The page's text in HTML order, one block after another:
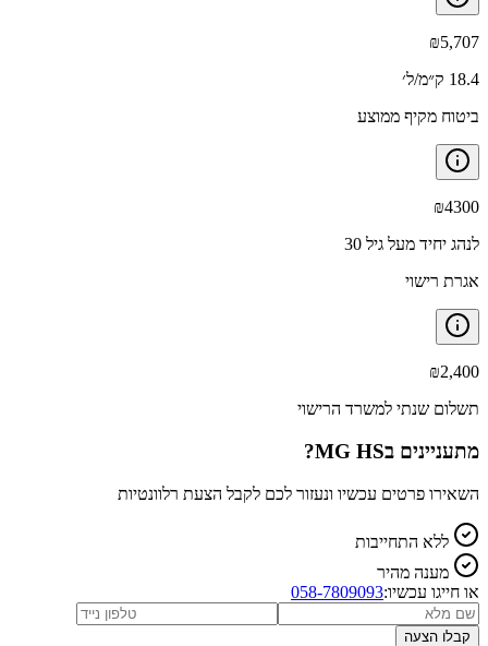
₪5,707
18.4 ק״מ/ל׳
ביטוח מקיף ממוצע
₪4300
לנהג יחיד מעל גיל 30
אגרת רישוי
₪2,400
תשלום שנתי למשרד הרישוי
מתעניינים בMG HS
?
השאירו פרטים עכשיו ונעזור לכם לקבל הצעת רלוונטיות
ללא התחייבות
מענה מהיר
או חייגו עכשיו:058-7809093
קבלו הצעה